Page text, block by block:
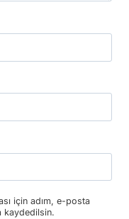
için adım, e-posta
kaydedilsin.